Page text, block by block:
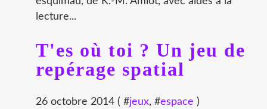
lecture...
T'es où toi ? Un jeu de
repérage spatial
26 octobre 2014 ( #jeux, #espace )